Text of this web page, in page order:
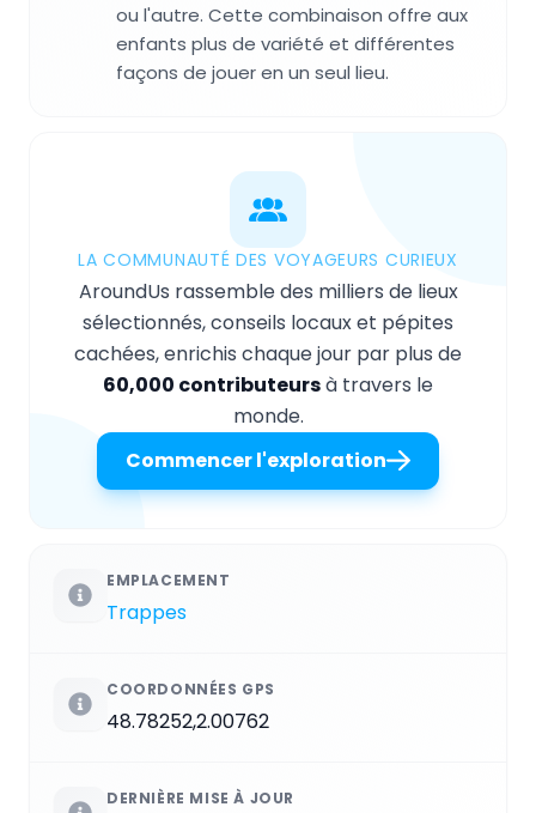
ou l'autre. Cette combinaison offre aux
enfants plus de variété et différentes
façons de jouer en un seul lieu.
LA COMMUNAUTÉ DES VOYAGEURS CURIEUX
AroundUs rassemble des milliers de lieux
sélectionnés, conseils locaux et pépites
cachées, enrichis chaque jour par plus de
60,000 contributeursà travers le
monde.
Commencer l'exploration
EMPLACEMENT
Trappes
COORDONNÉES GPS
48.78252,2.00762
DERNIÈRE MISE À JOUR